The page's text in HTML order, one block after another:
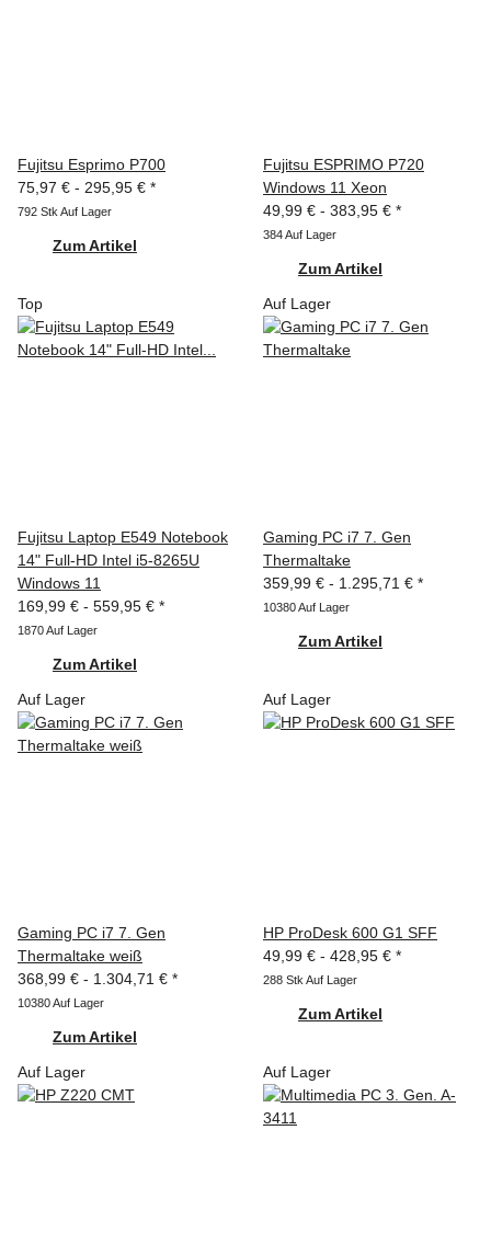
Fujitsu Esprimo P700
75,97 € - 295,95 € *
792 Stk Auf Lager
Zum Artikel
Fujitsu ESPRIMO P720
Windows 11 Xeon
49,99 € - 383,95 € *
384 Auf Lager
Zum Artikel
Top
Fujitsu Laptop E549 Notebook
14" Full-HD Intel i5-8265U
Windows 11
169,99 € - 559,95 € *
1870 Auf Lager
Zum Artikel
Auf Lager
Gaming PC i7 7. Gen
Thermaltake
359,99 € - 1.295,71 € *
10380 Auf Lager
Zum Artikel
Auf Lager
Gaming PC i7 7. Gen
Thermaltake weiß
368,99 € - 1.304,71 € *
10380 Auf Lager
Zum Artikel
Auf Lager
HP ProDesk 600 G1 SFF
49,99 € - 428,95 € *
288 Stk Auf Lager
Zum Artikel
Auf Lager Auf Lager